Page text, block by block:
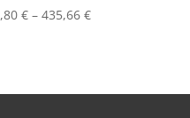
€ –435,66€